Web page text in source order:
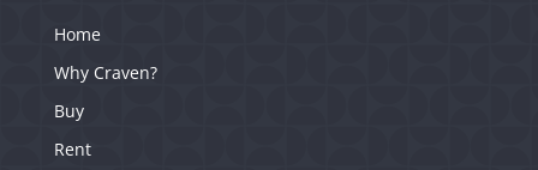
Home
Why Craven?
Buy
Rent